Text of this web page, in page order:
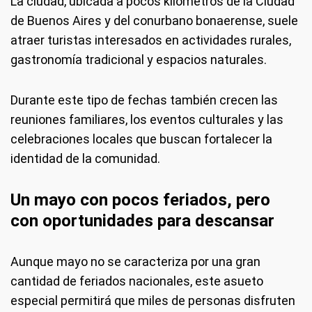
de Buenos Aires y del conurbano bonaerense, suele
atraer turistas interesados en actividades rurales,
gastronomía tradicional y espacios naturales.
Durante este tipo de fechas también crecen las
reuniones familiares, los eventos culturales y las
celebraciones locales que buscan fortalecer la
identidad de la comunidad.
Un mayo con pocos feriados, pero
con oportunidades para descansar
Aunque mayo no se caracteriza por una gran
cantidad de feriados nacionales, este asueto
especial permitirá que miles de personas disfruten